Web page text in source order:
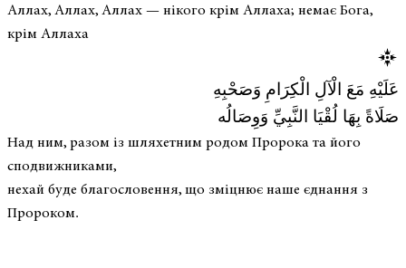
Аллах, Аллах, Аллах — нікого крім Аллаха; немає Бога,
крім Аллаха
عَلَيْهِ مَعَ الْآلِ الْكِرَامِ وَصَحْبِهِ
صَلَاةً بِهَا لُقْيَا النَّبِيِّ وَوِصَالُه
Над ним, разом із шляхетним родом Пророка та його
сподвижниками,
нехай буде благословення, що зміцнює наше єднання з
Пророком.